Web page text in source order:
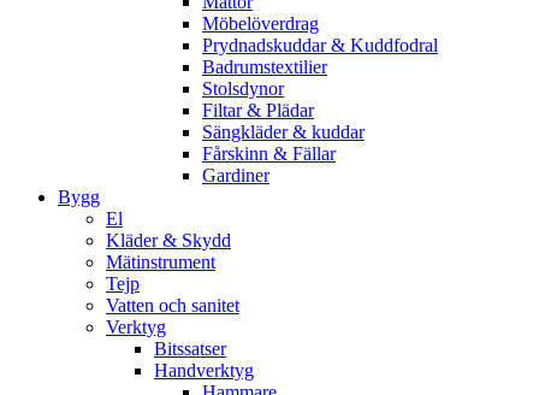
Möbelöverdrag
Prydnadskuddar & Kuddfodral
Badrumstextilier
Stolsdynor
Filtar & Plädar
Sängkläder & kuddar
Fårskinn & Fällar
Gardiner
Bygg
El
Kläder & Skydd
Mätinstrument
Tejp
Vatten och sanitet
Verktyg
Bitssatser
Handverktyg